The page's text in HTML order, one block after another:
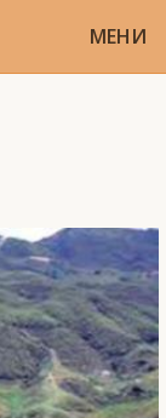
МЕНИ